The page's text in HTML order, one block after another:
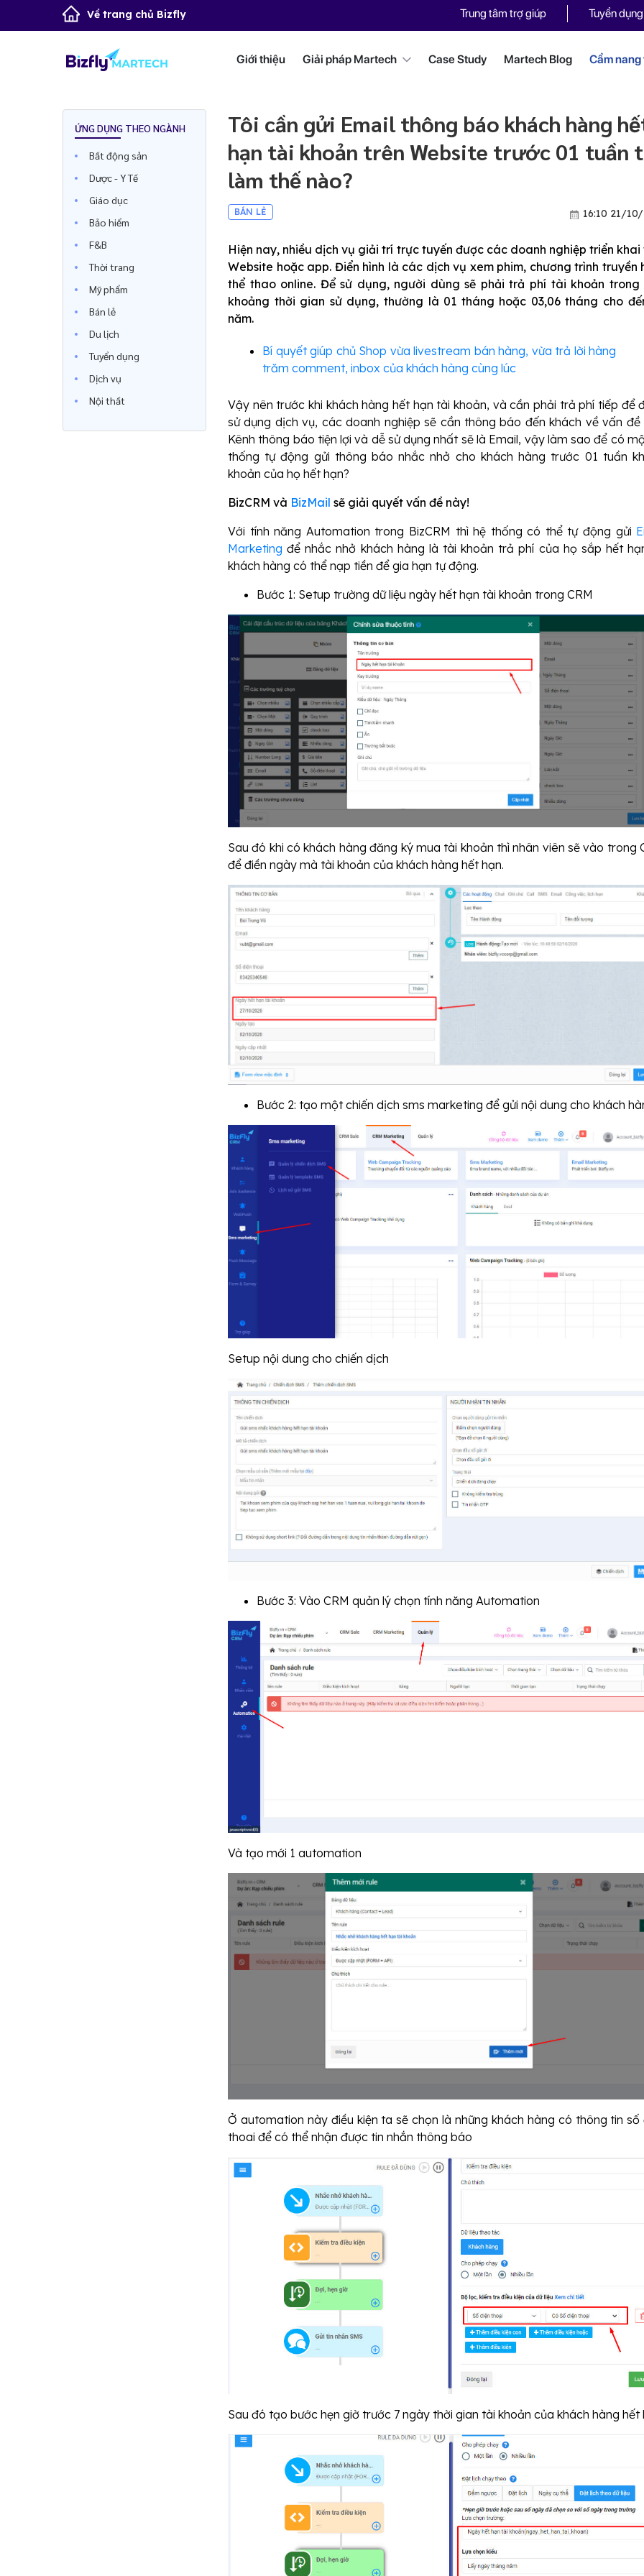
Về trang chủ Bizfly Trung tâm trợ giúp Tuyển dụng
Giới thiệu Giải pháp Martech Case Study Martech Blog Cẩm
ỨNG DỤNG THEO NGÀNH
Bất động sản
Dược - Y Tế
Giáo dục
Bảo hiểm
F&B
Thời trang
Mỹ phẩm
Bán lẻ
Du lịch
Tuyển dụng
Dịch vụ
Nội thất
Tôi cần gửi Email thông báo khách hàng
hạn tài khoản trên Website trước 01 tuần
làm thế nào?
BÁN LẺ 16:10 21/
Hiện nay, nhiều dịch vụ giải trí trực tuyến được các doanh nghiệp triển khai
Website hoặc app. Điển hình là các dịch vụ xem phim, chương trình truyền
thể thao online. Để sử dụng, người dùng sẽ phải trả phí tài khoản trong
khoảng thời gian sử dụng, thường là 01 tháng hoặc 03,06 tháng cho
năm.
Bí quyết giúp chủ Shop vừa livestream bán hàng, vừa trả lời hàng
trăm comment, inbox của khách hàng cùng lúc
Vậy nên trước khi khách hàng hết hạn tài khoản, và cần phải trả phí tiếp để
sử dụng dịch vụ, các doanh nghiệp sẽ cần thông báo đến khách về vấn đề
Kênh thông báo tiện lợi và dễ sử dụng nhất sẽ là Email, vậy làm sao để có
thống tự động gửi thông báo nhắc nhở cho khách hàng trước 01 tuần
khoản của họ hết hạn?
BizCRM và BizMail sẽ giải quyết vấn đề này!
Với tính năng Automation trong BizCRM thì hệ thống có thể tự động gửi
Marketing để nhắc nhở khách hàng là tài khoản trả phí của họ sắp hết
khách hàng có thể nạp tiền để gia hạn tự động.
Bước 1: Setup trường dữ liệu ngày hết hạn tài khoản trong CRM
Sau đó khi có khách hàng đăng ký mua tài khoản thì nhân viên sẽ vào trong
để điền ngày mà tài khoản của khách hàng hết hạn.
Bước 2: tạo một chiến dịch sms marketing để gửi nội dung cho khách
Setup nội dung cho chiến dịch
Bước 3: Vào CRM quản lý chọn tính năng Automation
Và tạo mới 1 automation
Ở automation này điều kiện ta sẽ chọn là những khách hàng có thông tin số
thoai để có thể nhận được tin nhắn thông báo
Sau đó tạo bước hẹn giờ trước 7 ngày thời gian tài khoản của khách hàng hết